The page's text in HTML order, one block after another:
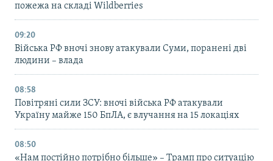
пожежа на складі Wildberries
09:20
Війська РФ вночі знову атакували Суми, поранені дві
людини – влада
08:58
Повітряні сили ЗСУ: вночі війська РФ атакували
Україну майже 150 БпЛА, є влучання на 15 локаціях
08:50
«Нам постійно потрібно більше» – Трамп про ситуацію